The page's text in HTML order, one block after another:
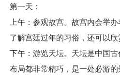
第一天：
上午：参观故宫。故宫内会举
了解宫廷过年的习俗，还可以欣
下午：游览天坛。天坛是中国
布局都非常精巧，是一处必游的